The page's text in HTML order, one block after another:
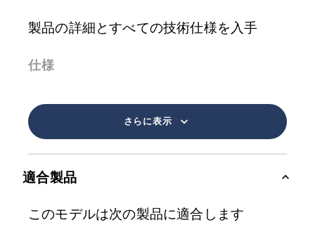
製品の詳細とすべての技術仕様を入手
仕様
さらに表示
適合製品
このモデルは次の製品に適合します